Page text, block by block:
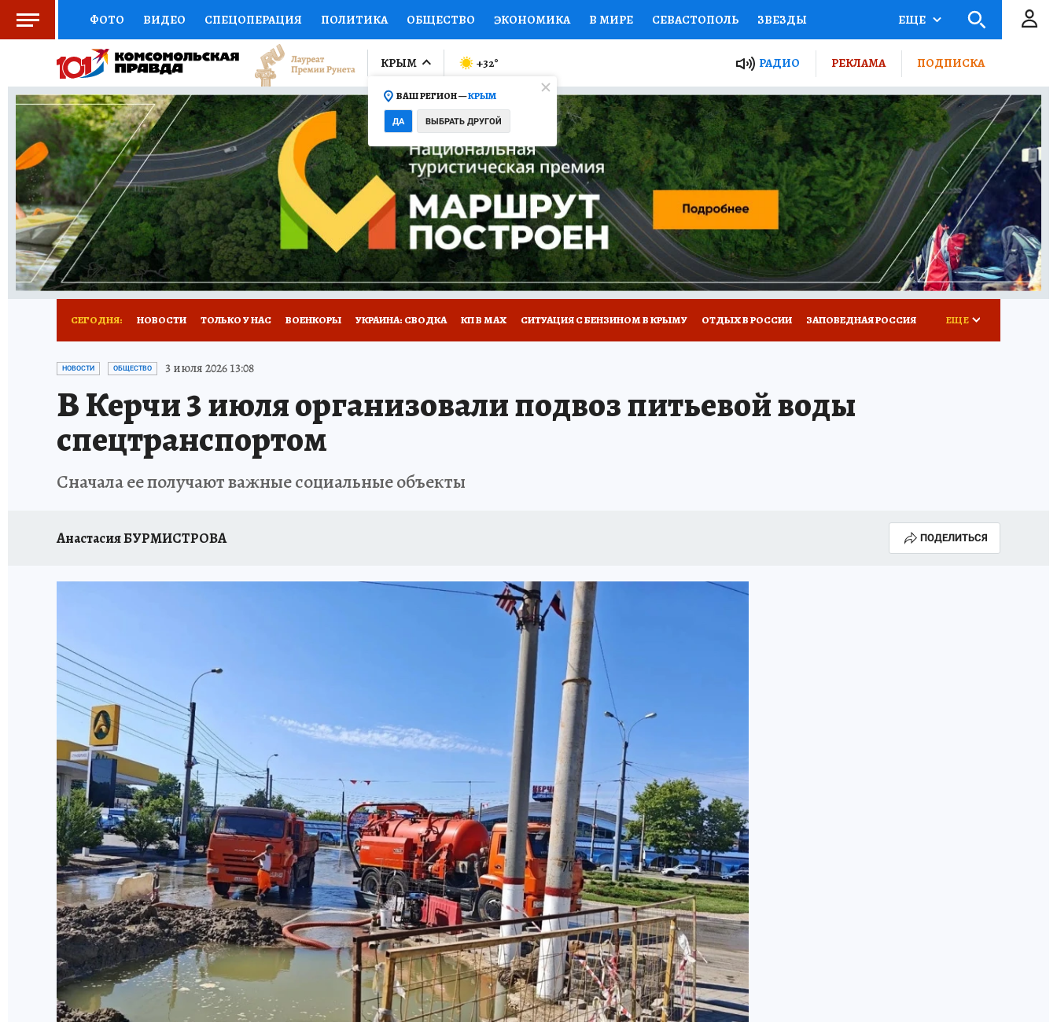
ФОТО ВИДЕО СПЕЦОПЕРАЦИЯ ПОЛИТИКА ОБЩЕСТВО ЭКОНОМИКА В МИРЕ СЕВАСТОПОЛЬ ЗВЕЗДЫ
ЗДОРОВЬЕ СОЦПОДДЕРЖКА НАУКА СПОРТ КОЛУМНИСТЫ НАЦИОНАЛЬНЫЕ ПРОЕКТЫ РОССИИ
ВЫБОР ЭКСПЕРТОВ ДОКТОР ФИНАНСЫ ОТКРЫВАЕМ МИР СЕМЬЯ ЖЕНСКИЕ СЕКРЕТЫ ПУТЕВОДИТЕЛЬ
КНИЖНАЯ ПОЛКА ПРОГНОЗЫ НА СПОРТ ПРОМОКОДЫ СЕРИАЛЫ СПЕЦПРОЕКТЫ ДЕФИЦИТ ЖЕЛЕЗА ТУРИЗМ
ПРЕСС-ЦЕНТР НЕДВИЖИМОСТЬ ТЕЛЕВИЗОР КОНКУРСЫ РАБОТА У НАС ГИД ПОТРЕБИТЕЛЯ ВСЕ О КП РАДИО КП
КОЛЛЕКЦИИ РЕКЛАМА ТЕСТЫ НОВОЕ НА САЙТЕ
ЕЩЕ
КРЫМ
ВАШ РЕГИОН —КРЫМ
ДА ВЫБРАТЬ ДРУГОЙ
+32° РАДИО РЕКЛАМА ПОДПИСКА
СЕГОДНЯ: НОВОСТИ ТОЛЬКО У НАС ВОЕНКОРЫ УКРАИНА: СВОДКА КП В МАХ СИТУАЦИЯ С БЕНЗИНОМ В КРЫМУ ОТДЫХ В РОССИИ ЗАПОВЕДНАЯ РОССИЯ
СИТУАЦИЯ С МАЗУТОМ В КРЫМУ
ЕЩЕ
НОВОСТИ ОБЩЕСТВО 3 июля 2026 13:08
В Керчи 3 июля организовали подвоз питьевой воды
спецтранспортом
Сначала ее получают важные социальные объекты
Анастасия БУРМИСТРОВА ПОДЕЛИТЬСЯ